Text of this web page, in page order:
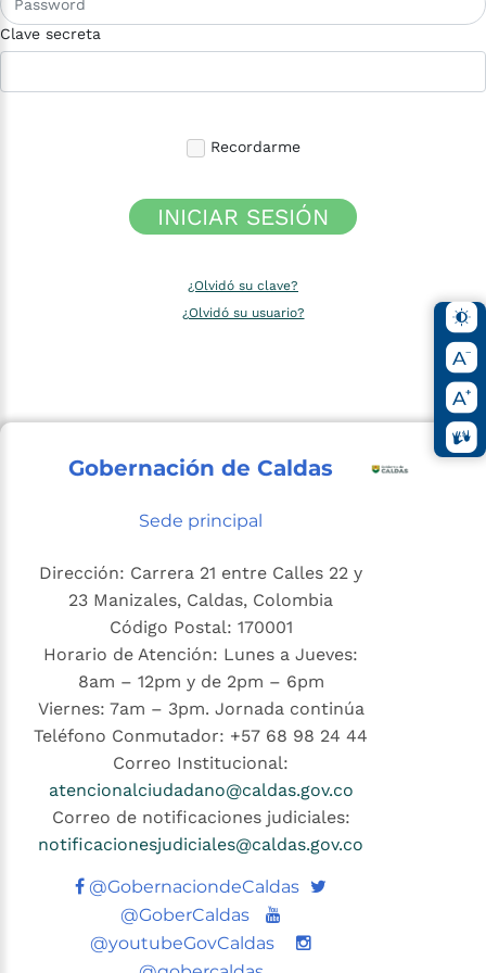
Clave secreta
Recordarme
INICIAR SESIÓN
¿Olvidó su clave?
¿Olvidó su usuario?
Gobernación de Caldas
Sede principal
Dirección: Carrera 21 entre Calles 22 y
23 Manizales, Caldas, Colombia
Código Postal: 170001
Horario de Atención: Lunes a Jueves:
8am – 12pm y de 2pm – 6pm
Viernes: 7am – 3pm. Jornada continúa
Teléfono Conmutador: +57 68 98 24 44
Correo Institucional:
atencionalciudadano@caldas.gov.co
Correo de notificaciones judiciales:
notificacionesjudiciales@caldas.gov.co
@GobernaciondeCaldas Twitter
@GoberCaldas
Youtube
@youtubeGovCaldas